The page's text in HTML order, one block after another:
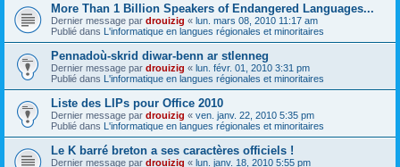
More Than 1 Billion Speakers of Endangered Languages...
Dernier message par drouizig « lun. mars 08, 2010 11:17 am
Publié dans L'informatique en langues régionales et minoritaires
Pennadoù-skrid diwar-benn ar stlenneg
Dernier message par drouizig « lun. févr. 01, 2010 3:31 pm
Publié dans L'informatique en langues régionales et minoritaires
Liste des LIPs pour Office 2010
Dernier message par drouizig « ven. janv. 22, 2010 5:35 pm
Publié dans L'informatique en langues régionales et minoritaires
Le K barré breton a ses caractères officiels !
Dernier message par drouizig « lun. janv. 18, 2010 5:55 pm